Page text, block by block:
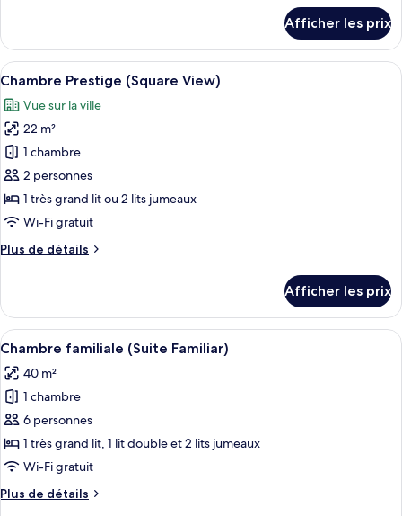
View,
Single
Use)
Chambre
Prestige
(Square
Single
Use)
Afficher les prix
Afficher
toutes
les
photos
pour
ce
type
de
chambre :
Chambre
View)
Une chambre d’hôtel avec un lit,
5
Chambre Prestige (Square View)
Vue sur la ville
22 m²
1 chambre
2 personnes
1 très grand lit ou 2 lits jumeaux
Wi-Fi gratuit
Plus de détails
Plus
Chambre
Prestige
(Square
Afficher les prix
Afficher
toutes
les
photos
pour
ce
type
chambre :
Une chambre d’hôtel moderne
6
Chambre familiale (Suite Familiar)
40 m²
1 chambre
6 personnes
1 très grand lit, 1 lit double et 2 lits jumeaux
Wi-Fi gratuit
Plus de détails
Plus